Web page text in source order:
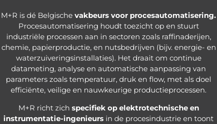
M+R is dé Belgische vakbeurs voor procesautomatisering.
Procesautomatisering houdt toezicht op en stuurt
industriële processen aan in sectoren zoals raffinaderijen,
chemie, papierproductie, en nutsbedrijven (bijv. energie- en
waterzuiveringsinstallaties). Het draait om continue
datameting, analyse en automatische aanpassing van
parameters zoals temperatuur, druk en flow, met als doel
efficiënte, veilige en nauwkeurige productieprocessen.
M+R richt zich specifiek op elektrotechnische en
instrumentatie-ingenieurs in de procesindustrie en toont